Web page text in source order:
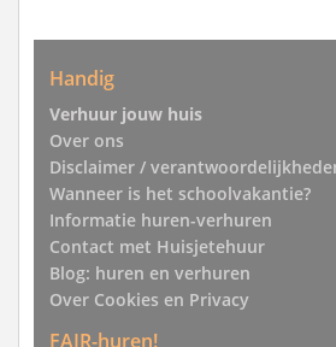
Handig
Verhuur jouw huis
Over ons
Disclaimer /
Wanneer is het schoolvakantie?
Informatie huren-verhuren
Contact met Huisjetehuur
Blog: huren en verhuren
Over Cookies en Privacy
FAIR-huren!